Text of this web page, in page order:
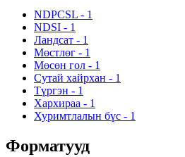
NDPCSL - 1
NDSI - 1
Ландсат - 1
Мөстлөг - 1
Мөсөн гол - 1
Сутай хайрхан - 1
Түргэн - 1
Хархираа - 1
Хуримтлалын бүс - 1
Форматууд